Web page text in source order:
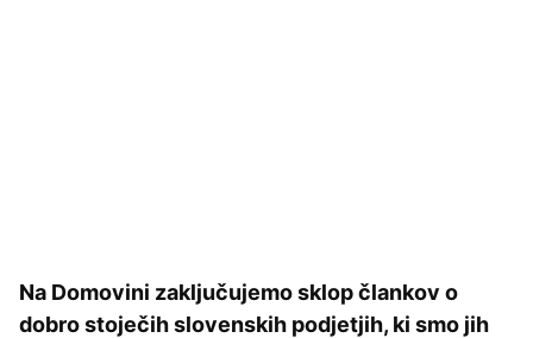
Na Domovini zaključujemo sklop člankov o
dobro stoječih slovenskih podjetjih, ki smo jih